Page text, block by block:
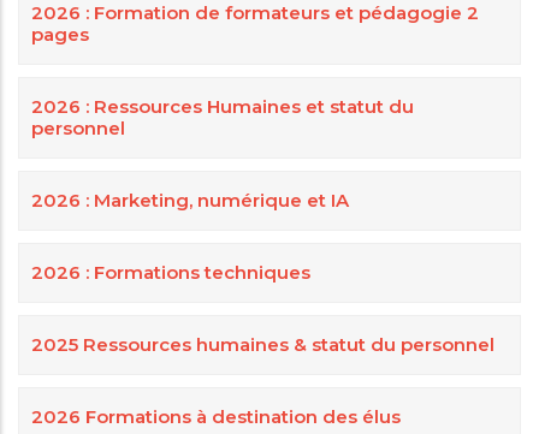
2026 : Formation de formateurs et pédagogie 2
pages
2026 : Ressources Humaines et statut du
personnel
2026 : Marketing, numérique et IA
2026 : Formations techniques
2025 Ressources humaines & statut du personnel
2026 Formations à destination des élus